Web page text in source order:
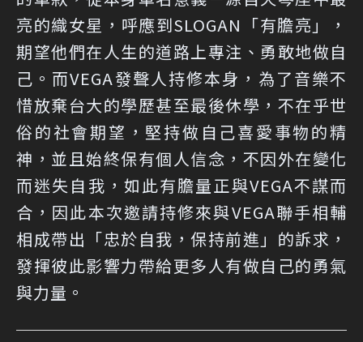
亮的織女星，呼應到SLOGAN「有膽亮」，
期望他們在人生的道路上專注、勇敢地做自
己。而VEGA發聲人持修本身，為了音樂不
惜放棄台大的學歷甚至最後休學，不在乎世
俗的社會期望，堅持做自己喜愛事物的精
神，並且始終保有個人信念，不因外在變化
而迷失自我，如此有膽量正與VEGA不謀而
合，因此本次邀請持修來與VEGA聯手相輔
相成帶出「忠於自我，保持前進」的訴求，
發揮彼此影響力帶給更多人有做自己的勇氣
與力量。